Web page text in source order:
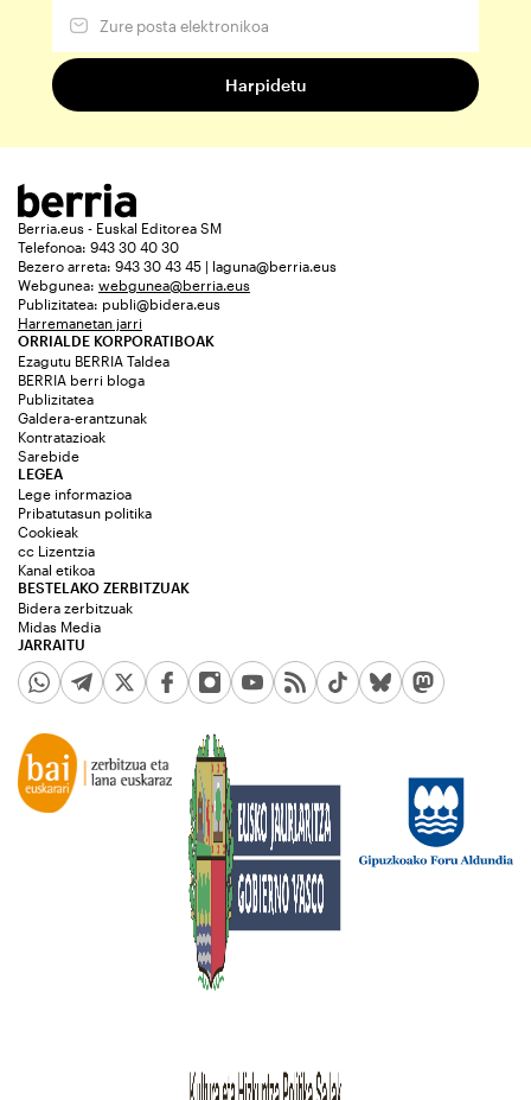
Berria.eus - Euskal Editorea SM
Telefonoa: 943 30 40 30
Bezero arreta: 943 30 43 45 | laguna@berria.eus
Webgunea: webgunea@berria.eus
Publizitatea: publi@bidera.eus
Harremanetan jarri
ORRIALDE KORPORATIBOAK
Ezagutu BERRIA Taldea
BERRIA berri bloga
Publizitatea
Galdera-erantzunak
Kontratazioak
Sarebide
JARRAITU
LEGEA
Lege informazioa
Pribatutasun politika
Cookieak
cc Lizentzia
Kanal etikoa
BESTELAKO ZERBITZUAK
Bidera zerbitzuak
Midas Media